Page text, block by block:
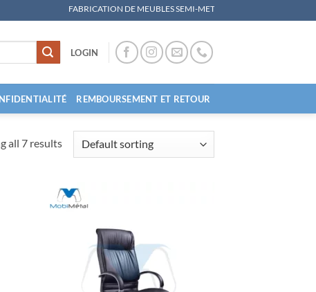
FABRICATION DE MEUBLES SEMI-METALLIQUES, MATERIEL DE
LOGIN
REMBOURSEMENT ET RETOUR
all 7 results